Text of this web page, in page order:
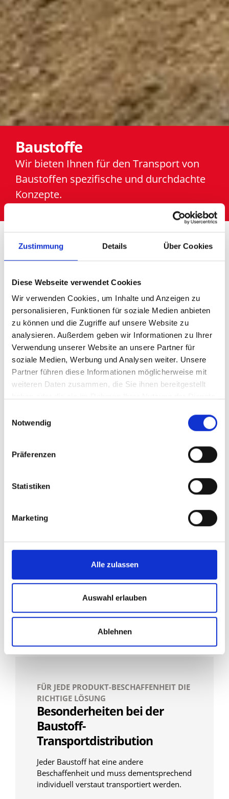
Zustimmung Details Über Cookies
Diese Webseite verwendet Cookies
Wir verwenden Cookies, um Inhalte und Anzeigen zu
personalisieren, Funktionen für soziale Medien anbieten
zu können und die Zugriffe auf unsere Website zu
analysieren. Außerdem geben wir Informationen zu Ihrer
Verwendung unserer Website an unsere Partner für
soziale Medien, Werbung und Analysen weiter. Unsere
Partner führen diese Informationen möglicherweise mit
weiteren Daten zusammen, die Sie ihnen bereitgestellt
Notwendig
Präferenzen
Statistiken
Marketing
Alle zulassen
Auswahl erlauben
Ablehnen
Baustoffe
Wir bieten Ihnen für den Transport von
Baustoffen spezifische und durchdachte
Konzepte.
Startseite Transportlösungen Baustoffe
Intelligente
Transportlösungen
für Baustoffe
Für den Transport von Baustoffen sind
spezifische und durchdachte Konzepte
gefragt, um den Anforderungen der
werden die Baustoffe zunächst in ein
der weitere Transport zu den jeweiligen
wird. Auch diese Abwicklung ist Teil der
Baustoffe. Wir unterscheiden hier
Distributionstransporte zum Empfänger
bzw. Verarbeiter, auf einer Baustelle.
Doch welche logistischen Besonderheiten
gilt es rund um die Baustoffe zu
FÜR JEDE PRODUKT-BESCHAFFENHEIT DIE
RICHTIGE LÖSUNG
Besonderheiten bei der
Baustoff-
Transportdistribution
Jeder Baustoff hat eine andere
Beschaffenheit und muss dementsprechend
individuell verstaut transportiert werden.